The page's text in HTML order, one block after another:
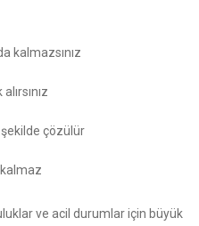
kalmazsınız
şekilde çözülür
kalmaz
ve acil durumlar için büyük